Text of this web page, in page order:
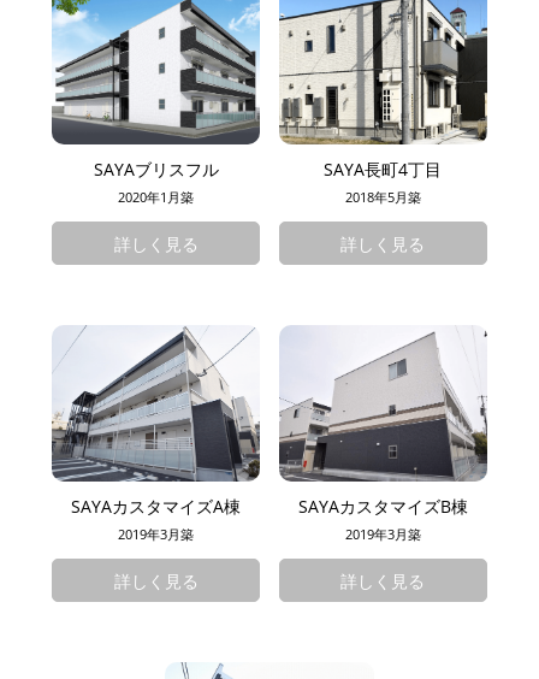
SAYAブリスフル
2020年1月築
詳しく見る
SAYA長町4丁目
2018年5月築
詳しく見る
SAYAカスタマイズA棟
2019年3月築
詳しく見る
SAYAカスタマイズB棟
2019年3月築
詳しく見る